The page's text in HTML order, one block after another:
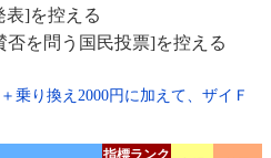
表]を控える
を問う国民投票]を控える
乗り換え2000円に加えて、ザイＦ